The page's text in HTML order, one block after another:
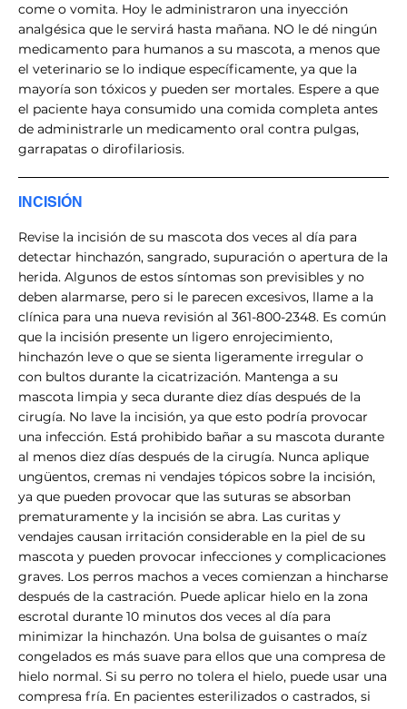
come o vomita. Hoy le administraron una inyección
analgésica que le servirá hasta mañana. NO le dé ningún
medicamento para humanos a su mascota, a menos que
el veterinario se lo indique específicamente, ya que la
mayoría son tóxicos y pueden ser mortales. Espere a que
el paciente haya consumido una comida completa antes
de administrarle un medicamento oral contra pulgas,
garrapatas o dirofilariosis.
INCISIÓN
Revise la incisión de su mascota dos veces al día para
detectar hinchazón, sangrado, supuración o apertura de la
herida. Algunos de estos síntomas son previsibles y no
deben alarmarse, pero si le parecen excesivos, llame a la
clínica para una nueva revisión al 361-800-2348. Es común
que la incisión presente un ligero enrojecimiento,
hinchazón leve o que se sienta ligeramente irregular o
con bultos durante la cicatrización. Mantenga a su
mascota limpia y seca durante diez días después de la
cirugía. No lave la incisión, ya que esto podría provocar
una infección. Está prohibido bañar a su mascota durante
al menos diez días después de la cirugía. Nunca aplique
ungüentos, cremas ni vendajes tópicos sobre la incisión,
ya que pueden provocar que las suturas se absorban
prematuramente y la incisión se abra. Las curitas y
vendajes causan irritación considerable en la piel de su
mascota y pueden provocar infecciones y complicaciones
graves. Los perros machos a veces comienzan a hincharse
después de la castración. Puede aplicar hielo en la zona
escrotal durante 10 minutos dos veces al día para
minimizar la hinchazón. Una bolsa de guisantes o maíz
congelados es más suave para ellos que una compresa de
hielo normal. Si su perro no tolera el hielo, puede usar una
compresa fría. En pacientes esterilizados o castrados, si